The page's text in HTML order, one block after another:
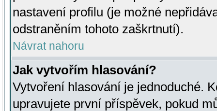
nastavení profilu (je možné
odstraněním tohoto zaškrtnutí).
Návrat nahoru
Jak vytvořím hlasování?
Vytvoření hlasování je jednoduché.
upravujete první příspěvek, pokud